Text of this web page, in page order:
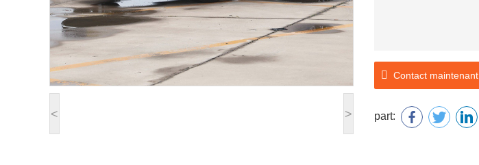
< >
Contact maintenant
part: